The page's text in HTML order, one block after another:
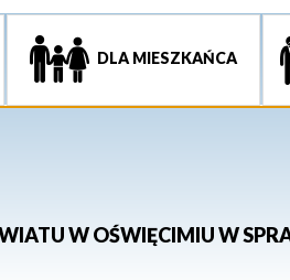
DLA MIESZKAŃCA
W OŚWIĘCIMIU W